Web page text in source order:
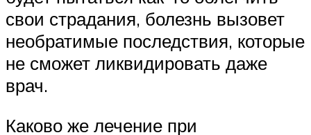
свои страдания, болезнь вызовет
необратимые последствия, которые
не сможет ликвидировать даже
врач.
Каково же лечение при